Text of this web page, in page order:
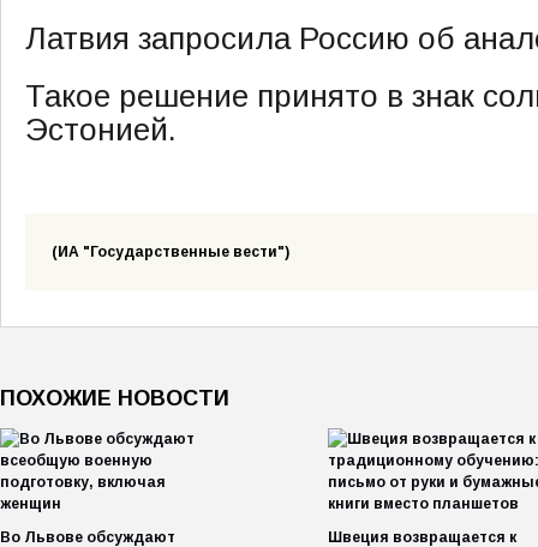
Латвия запросила Россию об
Такое решение принято в знак
Эстонией.
(ИА "Государственные вести")
ПОХОЖИЕ НОВОСТИ
Во Львове обсуждают
Швеция возвращается к